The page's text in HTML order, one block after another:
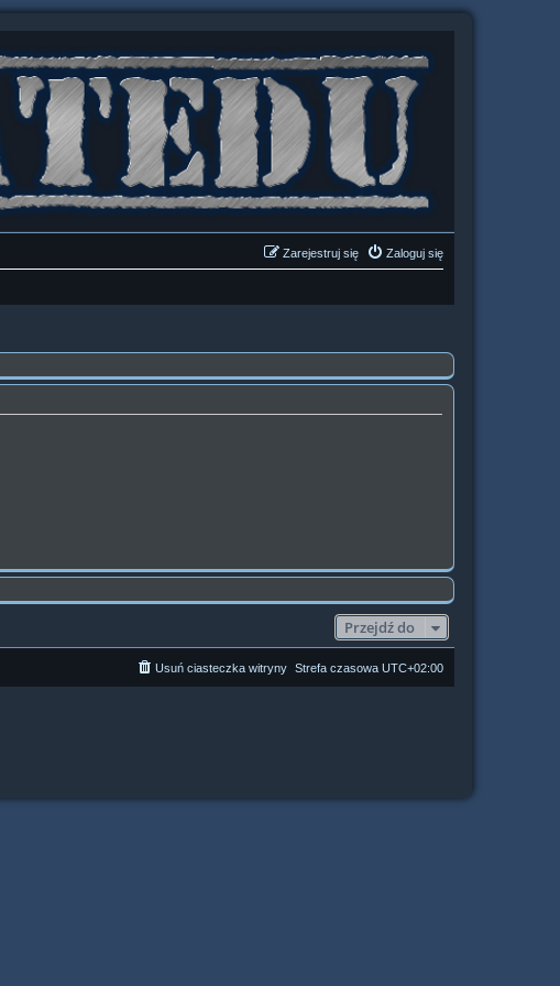
Zaloguj się
Zarejestruj się
Przejdź do
Strefa czasowa UTC+02:00
Usuń ciasteczka witryny